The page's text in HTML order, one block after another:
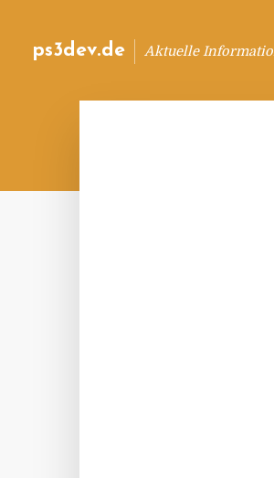
ps3dev.de Aktuelle